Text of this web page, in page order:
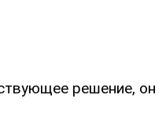
решение, он